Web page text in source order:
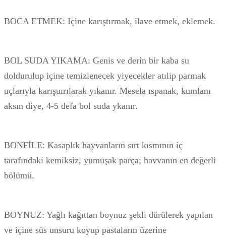
BOCA ETMEK: Içine karıştırmak, ilave etmek, eklemek.
BOL SUDA YIKAMA: Genis ve derin bir kaba su
doldurulup içine temizlenecek yiyecekler atılip parmak
uçlarıyla karışuırılarak yıkanır. Mesela ıspanak, kumlanı
aksın diye, 4-5 defa bol suda ykanır.
BONFİLE: Kasaplık hayvanların sırt kısmının iç
tarafındaki kemiksiz, yumuşak parça; havvanın en değerli
bölümü.
BOYNUZ: Yağlı kağıttan boynuz şekli dürülerek yapılan
ve içine süs unsuru koyup pastaların üzerine